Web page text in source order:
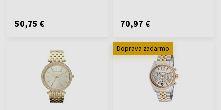
50,75 € 70,97 €
Doprava zadarmo